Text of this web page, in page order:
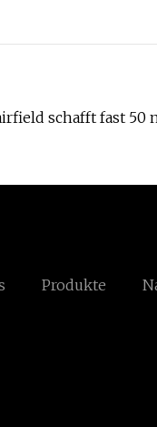
schafft fast 50
Produkte